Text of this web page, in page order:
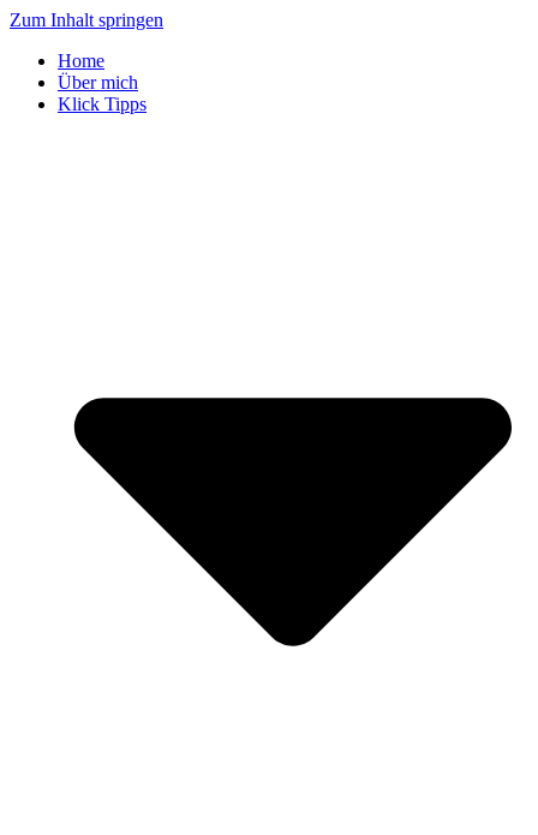
Zum Inhalt springen
Home
Über mich
Klick Tipps